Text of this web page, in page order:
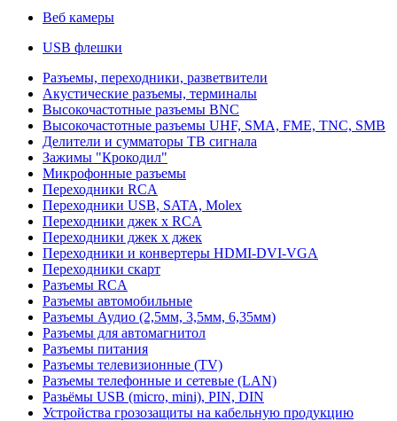
Веб камеры
USB флешки
Разъемы, переходники, разветвители
Акустические разъемы, терминалы
Высокочастотные разъемы BNC
Высокочастотные разъемы UHF, SMA, FME, TNC, SMB
Делители и сумматоры ТВ сигнала
Зажимы "Крокодил"
Микрофонные разъемы
Переходники RCA
Переходники USB, SATA, Molex
Переходники джек х RCA
Переходники джек х джек
Переходники и конвертеры HDMI-DVI-VGA
Переходники скарт
Разъемы RCA
Разъемы автомобильные
Разъемы Аудио (2,5мм, 3,5мм, 6,35мм)
Разъемы для автомагнитол
Разъемы питания
Разъемы телевизионные (TV)
Разъемы телефонные и сетевые (LAN)
Разьёмы USB (micro, mini), PIN, DIN
Устройства грозозащиты на кабельную продукцию